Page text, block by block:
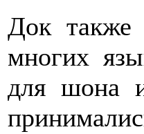
Док также
многих
для шона